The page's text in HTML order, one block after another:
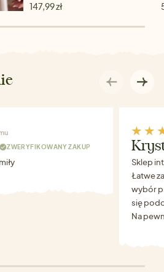
147,99 zł
ZWERYFIKOWANY ZAKUP
Sklep
Łatwe
wybór
się
Na